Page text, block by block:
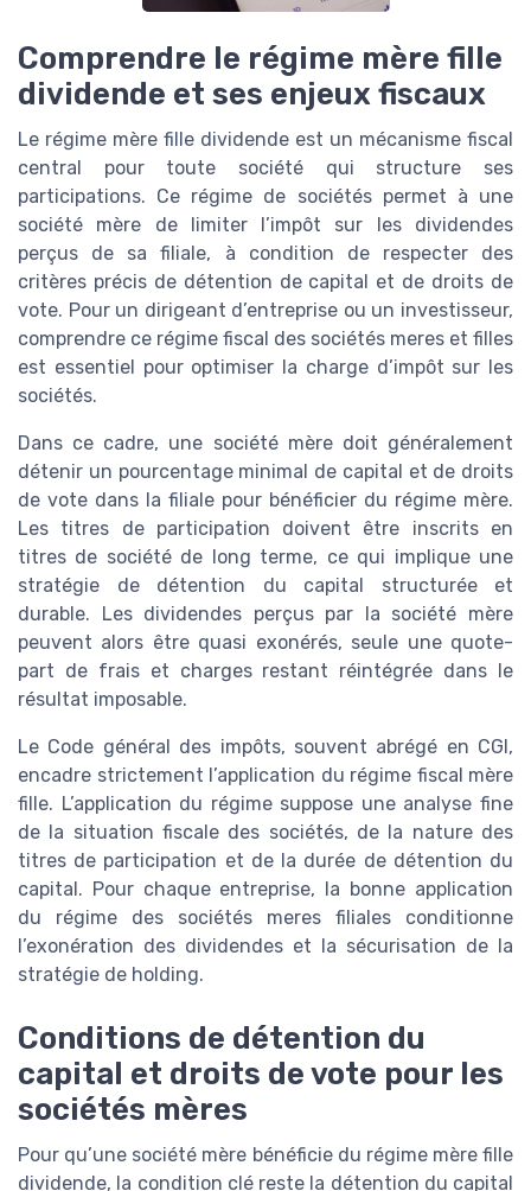
Comprendre le régime mère fille
dividende et ses enjeux fiscaux
Le régime mère fille dividende est un mécanisme fiscal
central pour toute société qui structure ses
participations. Ce régime de sociétés permet à une
société mère de limiter l’impôt sur les dividendes
perçus de sa filiale, à condition de respecter des
critères précis de détention de capital et de droits de
vote. Pour un dirigeant d’entreprise ou un investisseur,
comprendre ce régime fiscal des sociétés meres et filles
est essentiel pour optimiser la charge d’impôt sur les
sociétés.
Dans ce cadre, une société mère doit généralement
détenir un pourcentage minimal de capital et de droits
de vote dans la filiale pour bénéficier du régime mère.
Les titres de participation doivent être inscrits en
titres de société de long terme, ce qui implique une
stratégie de détention du capital structurée et
durable. Les dividendes perçus par la société mère
peuvent alors être quasi exonérés, seule une quote-
part de frais et charges restant réintégrée dans le
résultat imposable.
Le Code général des impôts, souvent abrégé en CGI,
encadre strictement l’application du régime fiscal mère
fille. L’application du régime suppose une analyse fine
de la situation fiscale des sociétés, de la nature des
titres de participation et de la durée de détention du
capital. Pour chaque entreprise, la bonne application
du régime des sociétés meres filiales conditionne
l’exonération des dividendes et la sécurisation de la
stratégie de holding.
Conditions de détention du
capital et droits de vote pour les
sociétés mères
Pour qu’une société mère bénéficie du régime mère fille
dividende, la condition clé reste la détention du capital